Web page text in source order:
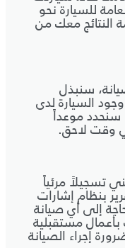
للسيارة نحو
النتائج معك من
سنبذل
السيارة لدى
سنحدد موعداً
وقت لاحق.
تسجيلاً مرئياً
بنظام إشارات
إلى أي صيانة
مستقبلية
إجراء الصيانة